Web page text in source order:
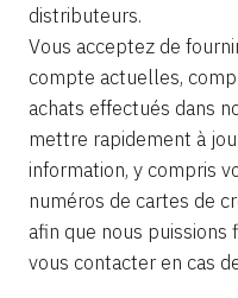
distributeurs.
Vous acceptez de
compte actuelles,
achats effectués dans
mettre rapidement à
information, y compris
numéros de cartes de
afin que nous
vous contacter en cas